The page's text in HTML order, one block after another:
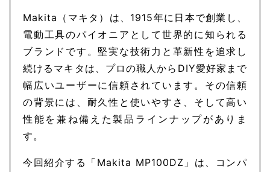
Makita（マキタ）は、1915年に日本で創業し、
電動工具のパイオニアとして世界的に知られる
ブランドです。堅実な技術力と革新性を追求し
続けるマキタは、プロの職人からDIY愛好家まで
幅広いユーザーに信頼されています。その信頼
の背景には、耐久性と使いやすさ、そして高い
性能を兼ね備えた製品ラインナップがありま
す。
今回紹介する「Makita MP100DZ」は、コンパ